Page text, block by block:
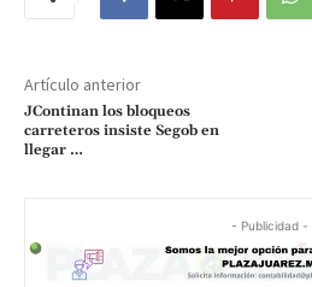
Artículo anterior
JContinan los bloqueos
carreteros insiste Segob en
llegar …
- Publicidad -